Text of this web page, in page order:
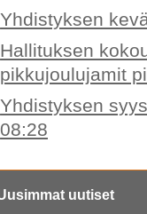
Yhdistyksen
Hallituksen
pikkujoulujamit
Yhdistyksen
08:28
uutiset